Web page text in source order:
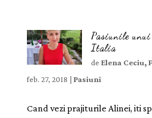
Pasiunile
Italia
deElena Ceciu,
feb. 27, 2018 | Pasiuni
Cand vezi prajiturile Alinei, iti